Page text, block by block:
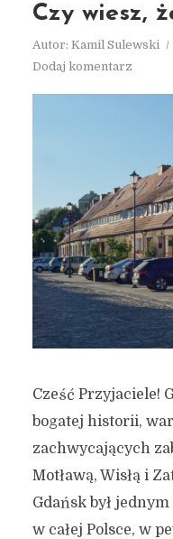
Czy wiesz,
Autor: Kamil Sulewski
Dodaj komentarz
Cześć Przyjaciele!
bogatej historii,
zachwycających
Motławą, Wisłą i
Gdańsk był
w całej Polsce, w